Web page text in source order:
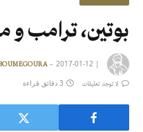
بوتين، ترامب و
|
2017-01-12
لا توجد تعليقات 3 دقائق قراءة